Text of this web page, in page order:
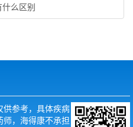
么区别
供参考，具体疾病
，海得康不承担